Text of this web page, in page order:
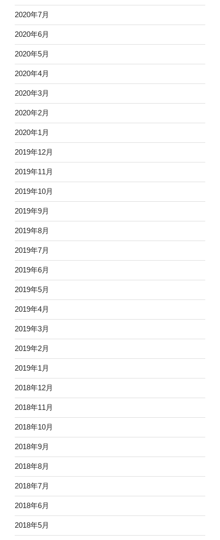
2020年7月
2020年6月
2020年5月
2020年4月
2020年3月
2020年2月
2020年1月
2019年12月
2019年11月
2019年10月
2019年9月
2019年8月
2019年7月
2019年6月
2019年5月
2019年4月
2019年3月
2019年2月
2019年1月
2018年12月
2018年11月
2018年10月
2018年9月
2018年8月
2018年7月
2018年6月
2018年5月